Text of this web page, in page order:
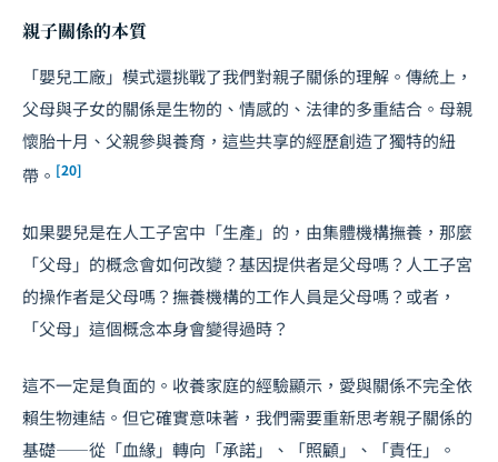
親子關係的本質
「嬰兒工廠」模式還挑戰了我們對親子關係的理解。傳統上，
父母與子女的關係是生物的、情感的、法律的多重結合。母親
懷胎十月、父親參與養育，這些共享的經歷創造了獨特的紐
帶。 [20]
如果嬰兒是在人工子宮中「生產」的，由集體機構撫養，那麼
「父母」的概念會如何改變？基因提供者是父母嗎？人工子宮
的操作者是父母嗎？撫養機構的工作人員是父母嗎？或者，
「父母」這個概念本身會變得過時？
這不一定是負面的。收養家庭的經驗顯示，愛與關係不完全依
賴生物連結。但它確實意味著，我們需要重新思考親子關係的
基礎——從「血緣」轉向「承諾」、「照顧」、「責任」。